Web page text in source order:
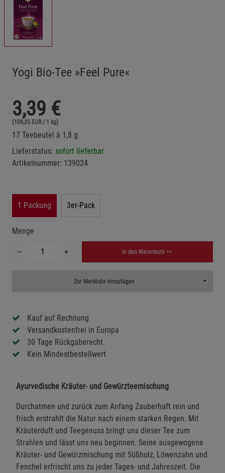
Yogi Bio-Tee »Feel Pure«
3,39 €
(109,35 EUR / 1 kg)
17 Teebeutel à 1,8 g
Lieferstatus: sofort lieferbar
Artikelnummer: 139024
1 Packung 3er-Pack
Menge
In den Warenkorb >>
Zur Merkliste hinzufügen Toggle
Kauf auf Rechnung
Versandkostenfrei in Europa
30 Tage Rückgaberecht
Kein Mindestbestellwert
Ayurvedische Kräuter- und Gewürzteemischung
Durchatmen und zurück zum Anfang Zauberhaft rein und
frisch erstrahlt die Natur nach einem starken Regen. Mit
Kräuterduft und Teegenuss bringt uns dieser Tee zum
Strahlen und lässt uns neu beginnen. Seine ausgewogene
Kräuter- und Gewürzmischung mit Süßholz, Löwenzahn und
Fenchel erfrischt uns zu jeder Tages- und Jahreszeit. Die